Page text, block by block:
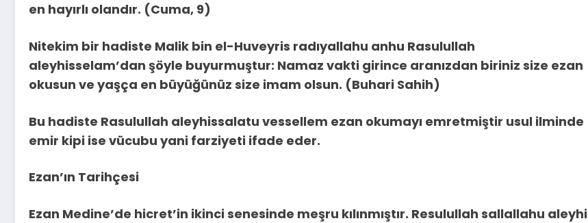
en hayırlı olandır. (Cuma, 9)
Nitekim bir hadiste Malik bin el-Huveyris radıyallahu anhu Rasulullah
aleyhisselam’dan şöyle buyurmuştur: Namaz vakti girince aranızdan biriniz size ezan
okusun ve yaşça en büyüğünüz size imam olsun. (Buhari Sahih)
Bu hadiste Rasulullah aleyhissalatu vessellem ezan okumayı emretmiştir usul ilminde
emir kipi ise vücubu yani farziyeti ifade eder.
Ezan’ın Tarihçesi
Ezan Medine’de hicret’in ikinci senesinde meşru kılınmıştır. Resulullah sallallahu aleyhi